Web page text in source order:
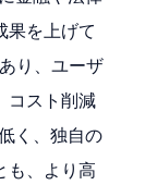
果を上げて
り、ユーザ
コスト削減
く、独自の
も、より高